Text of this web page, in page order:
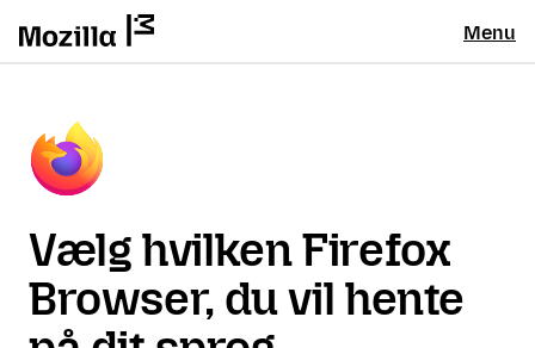
Menu
Vælg hvilken Firefox
Browser, du vil hente